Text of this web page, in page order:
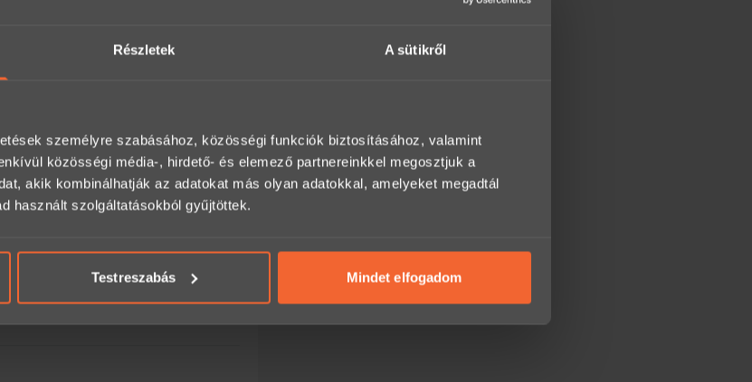
Részletek A sütikről
személyre szabásához, közösségi funkciók biztosításához, valamint
közösségi média-, hirdető- és elemező partnereinkkel megosztjuk a
akik kombinálhatják az adatokat más olyan adatokkal, amelyeket megadtál
használt szolgáltatásokból gyűjtöttek.
Testreszabás Mindet elfogadom
németül is kommunikál.
tudatos vezetési élmény